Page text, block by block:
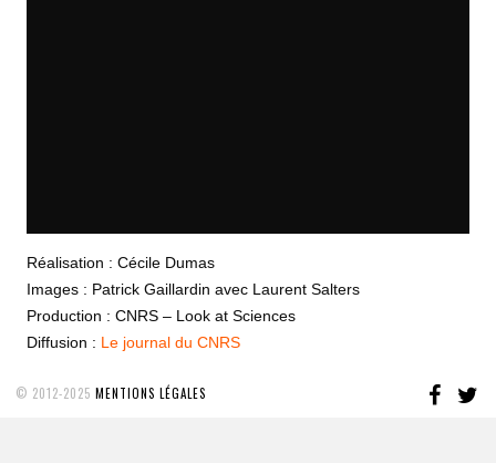
Réalisation : Cécile Dumas
Images : Patrick Gaillardin avec Laurent Salters
Production : CNRS – Look at Sciences
Diffusion : Le journal du CNRS
© 2012-2025 MENTIONS LÉGALES